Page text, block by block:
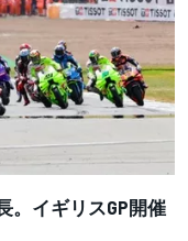
。イギリスGP開催